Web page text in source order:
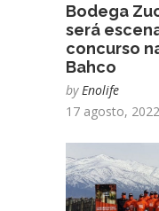
Bodega
será
concurso
Bahco
by Enolife
17 agosto, 2022